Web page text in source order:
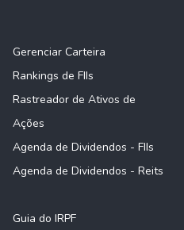
Gerenciar Carteira
Rankings de FIIs
Rastreador de Ativos de
Ações
Agenda de Dividendos - FIIs
Agenda de Dividendos - Reits
Guia do IRPF